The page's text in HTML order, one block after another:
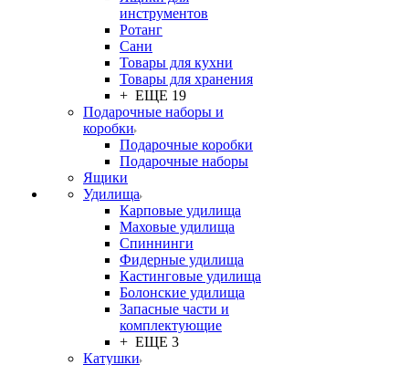
инструментов
Ротанг
Сани
Товары для кухни
Товары для хранения
+ ЕЩЕ 19
Подарочные наборы и
коробки
Подарочные коробки
Подарочные наборы
Ящики
Удилища
Карповые удилища
Маховые удилища
Спиннинги
Фидерные удилища
Кастинговые удилища
Болонские удилища
Запасные части и
комплектующие
+ ЕЩЕ 3
Катушки